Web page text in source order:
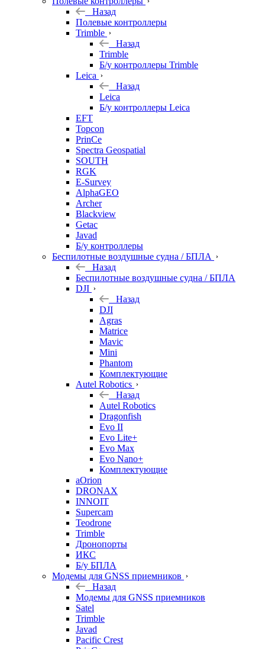
Назад
Полевые контроллеры
Trimble
Назад
Trimble
Б/у контроллеры Trimble
Leica
Назад
Leica
Б/у контроллеры Leica
EFT
Topcon
PrinCe
Spectra Geospatial
SOUTH
RGK
E-Survey
AlphaGEO
Archer
Blackview
Getac
Javad
Б/у контроллеры
Беспилотные воздушные судна / БПЛА
Назад
Беспилотные воздушные судна / БПЛА
DJI
Назад
DJI
Agras
Matrice
Mavic
Mini
Phantom
Комплектующие
Autel Robotics
Назад
Autel Robotics
Dragonfish
Evo II
Evo Lite+
Evo Max
Evo Nano+
Комплектующие
aOrion
DRONAX
INNOIT
Supercam
Teodrone
Trimble
Дронопорты
ИКС
Б/у БПЛА
Модемы для GNSS приемников
Назад
Модемы для GNSS приемников
Satel
Trimble
Javad
Pacific Crest